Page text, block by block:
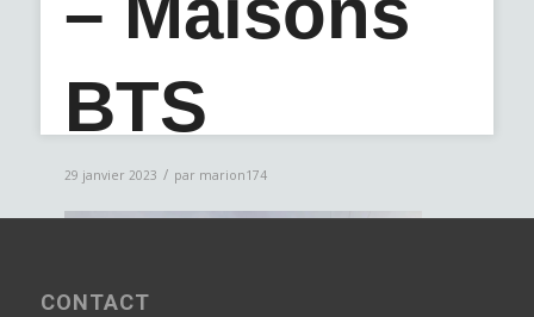
BTS
29 janvier 2023 / par marion174
CONTACT